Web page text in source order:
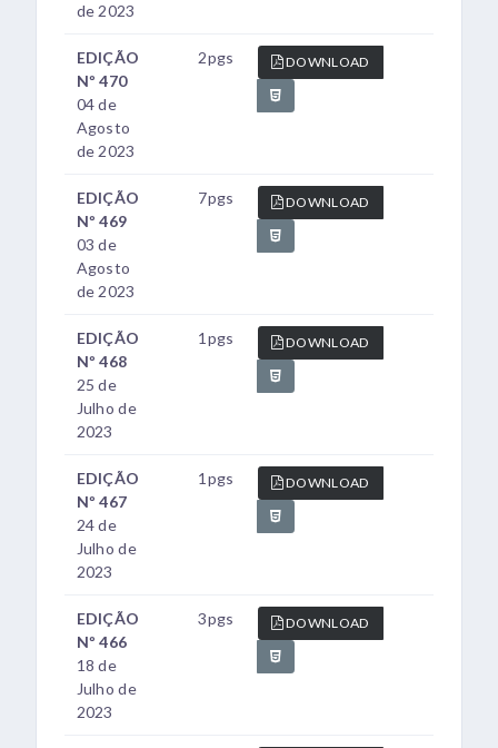
de 2023
EDIÇÃO
Nº 470
04 de
Agosto
de 2023
2pgs DOWNLOAD
EDIÇÃO
Nº 469
03 de
Agosto
de 2023
7pgs DOWNLOAD
EDIÇÃO
Nº 468
25 de
Julho de
2023
1pgs DOWNLOAD
EDIÇÃO
Nº 467
24 de
Julho de
2023
1pgs DOWNLOAD
EDIÇÃO
Nº 466
18 de
Julho de
2023
3pgs DOWNLOAD